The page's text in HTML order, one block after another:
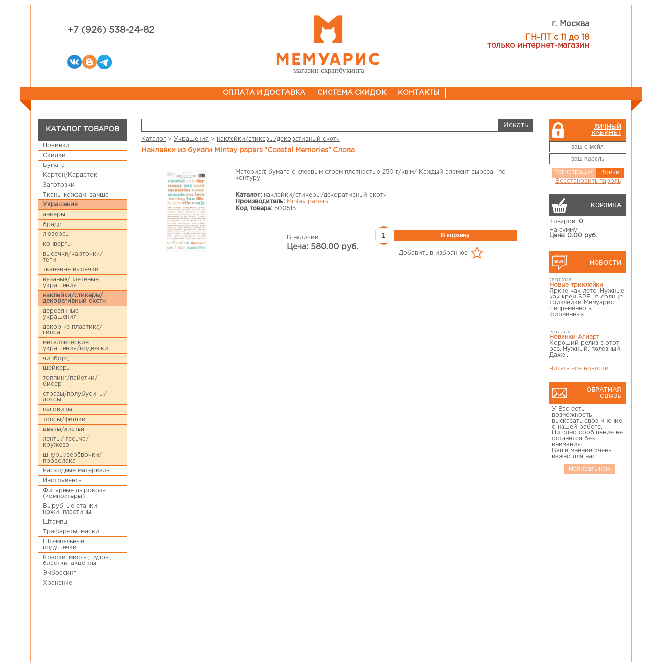
+7 (926) 538-24-82
магазин скрапбукинга
г. Москва
ПН-ПТ с 11 до 18
только интернет-магазин
ОПЛАТА И ДОСТАВКА СИСТЕМА СКИДОК КОНТАКТЫ
КАТАЛОГ ТОВАРОВ
Новинки
Скидки
Бумага
Картон/Кардсток
Заготовки
Ткань, кожзам, замша
Украшения
анкеры
брадс
люверсы
конверты
высечки/карточки/
теги
тканевые высечки
вязаные/плетёные
украшения
наклейки/стикеры/
декоративный скотч
деревянные
украшения
декор из пластика/
гипса
металлические
украшения/подвески
чипборд
шейкеры
топпинг/пайетки/
бисер
стразы/полубусины/
дотсы
пуговицы
топсы/фишки
цветы/листья
ленты/ тесьма/
кружево
шнуры/верёвочки/
проволока
Расходные материалы
Инструменты
Фигурные дыроколы
(компостеры)
Вырубные станки,
ножи, пластины
Штампы
Трафареты, маски
Штемпельные
подушечки
Краски, мисты, пудры,
блёстки, акценты
Эмбоссинг
Хранение
ЛИЧНЫЙ
КАБИНЕТ
Регистрация
Войти
Восстановить пароль
КОРЗИНА
Товаров: 0
На сумму:
Цена: 0.00 руб.
НОВОСТИ
26.07.2026
Новые триклейки
Яркие как лето, Нужные
как крем SPF на солнце
триклейки Мемуарис.
Непременно в
фирменных...
15.07.2026
Новинки Агиарт
Хороший релиз в этот
раз. Нужный, полезный.
Даже...
Читать все новости
ОБРАТНАЯ
СВЯЗЬ
У Вас есть
возможность
высказать свое мнение
о нашей работе.
Ни одно сообщение не
останется без
внимания.
Ваше мнение очень
важно для нас!
Написать нам
Каталог > Украшения > наклейки/стикеры/декоративный скотч
Наклейки из бумаги Mintay papers "Coastal Memories" Слова
Материал: бумага с клеевым слоем плотностью 250 г/кв.м/ Каждый элемент вырезан по
контуру.
Каталог: наклейки/стикеры/декоративный скотч
Производитель: Mintay papers
Код товара: 500515
В наличии
Цена: 580.00 руб.
Добавить в избранное